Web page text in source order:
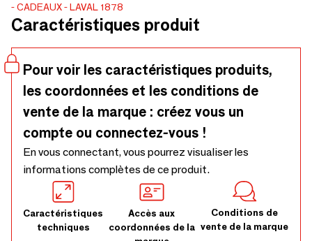
CADEAUX
LAVAL 1878
Caractéristiques produit
Pour voir les caractéristiques produits,
les coordonnées et les conditions de
vente de la marque : créez vous un
compte ou connectez-vous !
En vous connectant, vous pourrez visualiser les
informations complètes de ce produit.
Caractéristiques
techniques
Accès aux
coordonnées de la
Conditions de
vente de la marque